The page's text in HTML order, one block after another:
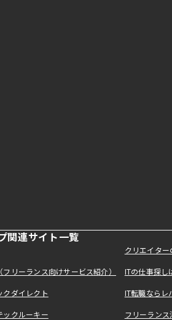
関連サイト一覧
クリエイタ
リーランス向けサービス紹介） ITの仕事探
クダイレクト IT転職なら
ックルーキー フリーラン